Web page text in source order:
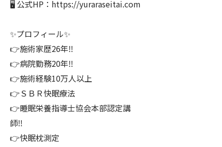
🖥 公式HP：https://yuraraseitai.com
✨プロフィール✨
👉施術家歴26年‼️
👉病院勤務20年‼️
👉施術経験10万人以上
👉ＳＢＲ快眠療法
👉睡眠栄養指導士協会本部認定講
師‼️
👉快眠枕測定